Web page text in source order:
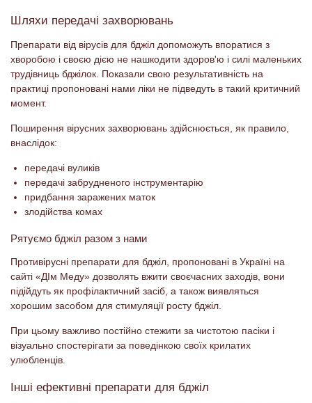
Шляхи передачі захворювань
Препарати від вірусів для бджіл допоможуть впоратися з
хворобою і своєю дією не нашкодити здоров'ю і силі маленьких
трудівниць бджілок. Показали свою результативність на
практиці пропоновані нами ліки не підведуть в такий критичний
момент.
Поширення вірусних захворювань здійснюється, як правило,
внаслідок:
передачі вуликів
передачі забрудненого інструментарію
придбання заражених маток
злодійства комах
Рятуємо бджіл разом з нами
Противірусні препарати для бджіл, пропоновані в Україні на
сайті «ДІм Меду» дозволять вжити своєчасних заходів, вони
підійдуть як профілактичний засіб, а також виявляться
хорошим засобом для стимуляції росту бджіл.
При цьому важливо постійно стежити за чистотою пасіки і
візуально спостерігати за поведінкою своїх крилатих
улюбленців.
Інші ефективні препарати для бджіл